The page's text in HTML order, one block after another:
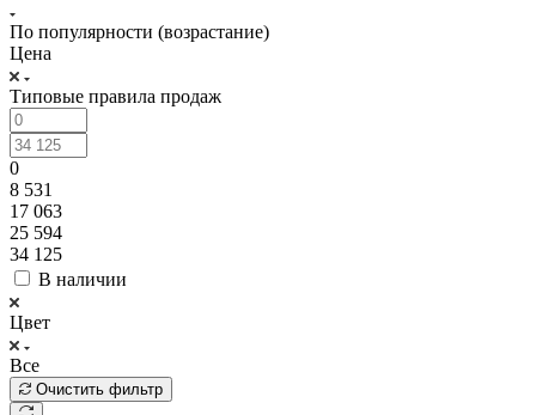
По популярности (возрастание)
Цена
Типовые правила продаж
0
8 531
17 063
25 594
34 125
В наличии
Цвет
Все
Очистить фильтр